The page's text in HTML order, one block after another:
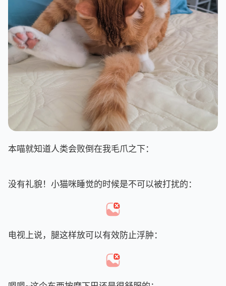
本喵就知道人类会败倒在我毛爪之下：
没有礼貌！小猫咪睡觉的时候是不可以被打扰的：
电视上说，腿这样放可以有效防止浮肿：